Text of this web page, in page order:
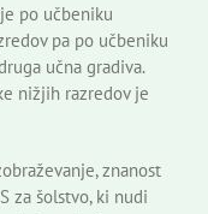
po učbeniku
pa po učbeniku
učna gradiva.
nižjih razredov je
znanost
za šolstvo, ki nudi